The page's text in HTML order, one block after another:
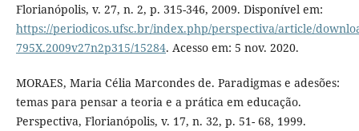
Florianópolis, v. 27, n. 2, p. 315-346, 2009. Disponível em:
https://periodicos.ufsc.br/index.php/perspectiva/article/
795X.2009v27n2p315/15284. Acesso em: 5 nov. 2020.
MORAES, Maria Célia Marcondes de. Paradigmas e adesões:
temas para pensar a teoria e a prática em educação.
Perspectiva, Florianópolis, v. 17, n. 32, p. 51- 68, 1999.